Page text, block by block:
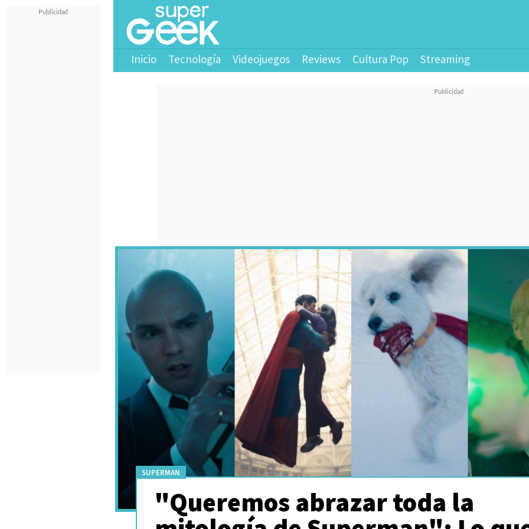
Inicio Tecnología Videojuegos Reviews Cultura Pop Streaming
SUPERMAN
"Queremos abrazar toda la